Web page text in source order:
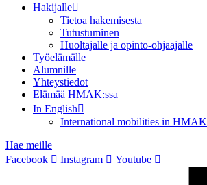
Hakijalle
Tietoa hakemisesta
Tutustuminen
Huoltajalle ja opinto-ohjaajalle
Työelämälle
Alumnille
Yhteystiedot
Elämää HMAK:ssa
In English
International mobilities in HMAK
Hae meille
Facebook
Instagram Youtube